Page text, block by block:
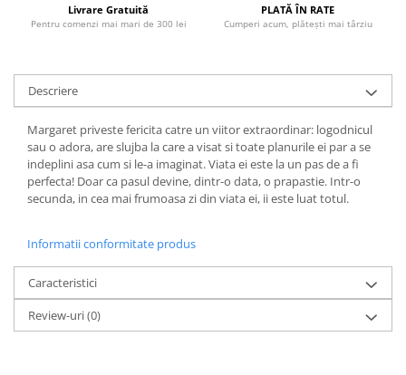
Poezie
Senzatii/Dragoste
Senzatii/Erotic
Senzatii/Suspans
Senzatii/Thriller
SF & Fantasy
Umor
Birotica & Papetarie
Livrare Gratuită
Pentru comenzi mai mari de 300 lei
PLATĂ ÎN RATE
Cumperi acum, plătești mai târziu
Descriere
Margaret priveste fericita catre un viitor extraordinar: logodnicul
sau o adora, are slujba la care a visat si toate planurile ei par a se
indeplini asa cum si le-a imaginat. Viata ei este la un pas de a fi
perfecta! Doar ca pasul devine, dintr-o data, o prapastie. Intr-o
secunda, in cea mai frumoasa zi din viata ei, ii este luat totul.
Informatii conformitate produs
Caracteristici
Review-uri(0)